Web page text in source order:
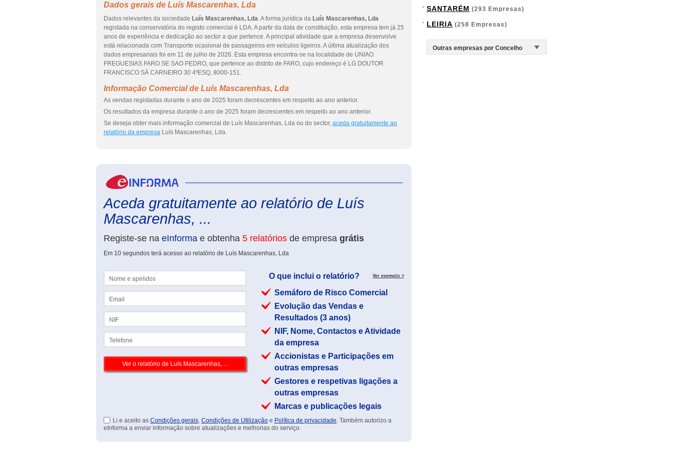
Dados gerais de Luís Mascarenhas, Lda
Dados relevantes da sociedade Luís Mascarenhas, Lda. A forma jurídica da Luís Mascarenhas, Lda
registada na conservatória do registo comercial é LDA. A partir da data de constituição, esta empresa tem já 25
anos de experiência e dedicação ao sector a que pertence. A principal atividade que a empresa desenvolve
está relacionada com Transporte ocasional de passageiros em veículos ligeiros. A última atualização dos
dados empresariais foi em 11 de julho de 2026. Esta empresa encontra-se na localidade de UNIAO
FREGUESIAS FARO SE SAO PEDRO, que pertence ao distrito de FARO, cujo endereço é LG DOUTOR
FRANCISCO SÁ CARNEIRO 30 4ºESQ, 8000-151.
Informação Comercial de Luís Mascarenhas, Lda
As vendas registadas durante o ano de 2025 foram decrescentes em respeito ao ano anterior.
Os resultados da empresa durante o ano de 2025 foram decrescentes em respeito ao ano anterior.
Se deseja obter mais informação comercial de Luís Mascarenhas, Lda ou do sector, aceda gratuitamente ao
relatório da empresa Luís Mascarenhas, Lda.
Aceda gratuitamente ao relatório de Luís
Mascarenhas, ...
Registe-se na eInforma e obtenha 5 relatórios de empresa grátis
Em 10 segundos terá acesso ao relatório de Luís Mascarenhas, Lda
O que inclui o relatório? Ver exemplo >
Semáforo de Risco Comercial
Evolução das Vendas e
Resultados (3 anos)
NIF, Nome, Contactos e Atividade
da empresa
Accionistas e Participações em
outras empresas
Gestores e respetivas ligações a
outras empresas
Marcas e publicações legais
Li e aceito as Condições gerais, Condições de Utilização e Política de privacidade. Também autorizo a
eInforma a enviar informação sobre atualizações e melhorias do serviço.
SANTARÉM (293 Empresas)
LEIRIA (258 Empresas)